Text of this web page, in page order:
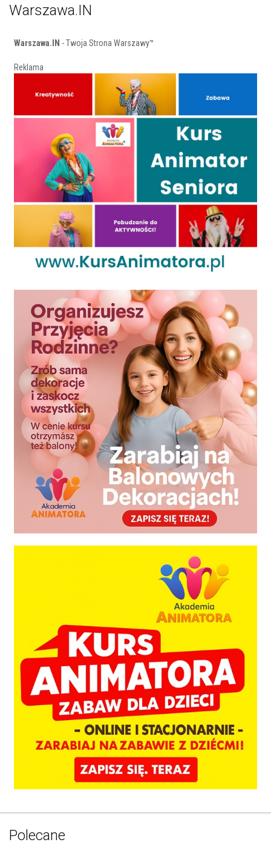
Warszawa.IN
Warszawa.IN - Twoja Strona Warszawy™
Reklama
Polecane